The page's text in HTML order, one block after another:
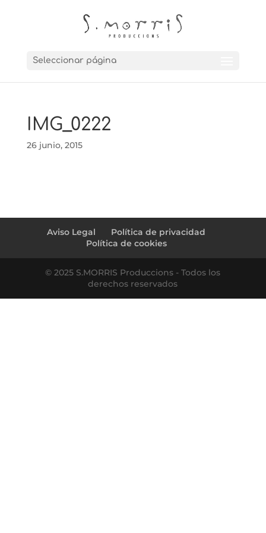
Seleccionar página
IMG_0222
26 junio, 2015
Aviso Legal
Política de privacidad
Política de cookies
© 2025 S.MORRIS Produccions - Todos los
derechos reservados